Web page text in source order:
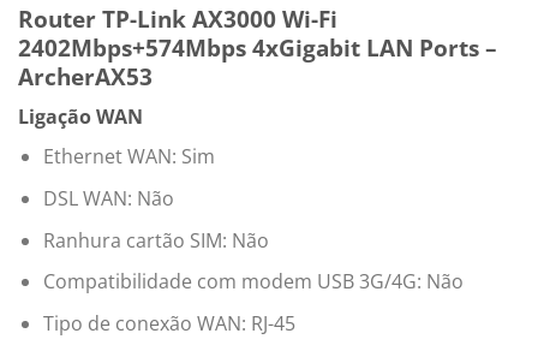
Router TP-Link AX3000 Wi-Fi
2402Mbps+574Mbps 4xGigabit LAN Ports –
ArcherAX53
Ligação WAN
Ethernet WAN: Sim
DSL WAN: Não
Ranhura cartão SIM: Não
Compatibilidade com modem USB 3G/4G: Não
Tipo de conexão WAN: RJ-45